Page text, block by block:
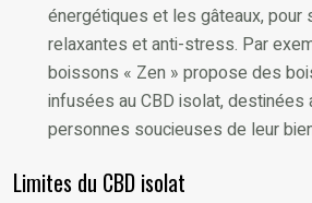
énergétiques et les gâteaux, pour
relaxantes et anti-stress. Par
boissons « Zen » propose des
infusées au CBD isolat,
personnes soucieuses de leur
Limites du CBD isolat